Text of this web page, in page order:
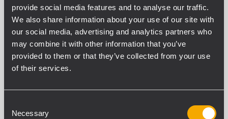
provide social media features and to analyse our traffic.
We also share information about your use of our site with
our social media, advertising and analytics partners who
may combine it with other information that you’ve
provided to them or that they’ve collected from your use
of their services.
Selection
Necessary
maximum : 127 dB
Adaptateur M20 pour montage
standard sur mât au sommet du
caisson
ARCHIVED
S 4012
cuivre da 75 mm